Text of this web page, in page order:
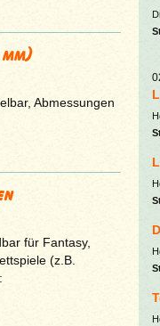
Abmessungen
für Fantasy,
(z.B.